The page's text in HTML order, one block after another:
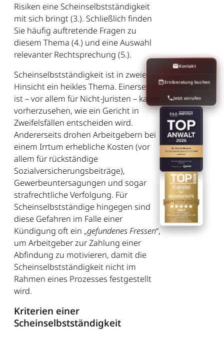
Risiken eine Scheinselbstständigkeit
mit sich bringt (3.). Schließlich finden
Sie häufig auftretende Fragen zu
diesem Thema (4.) und eine Auswahl
relevanter Rechtsprechung (5.).
Scheinselbstständigkeit ist in zweierlei
Hinsicht ein heikles Thema. Einerseits
ist – vor allem für Nicht-Juristen – kaum
vorherzusehen, wie ein Gericht in
Zweifelsfällen entscheiden wird.
Andererseits drohen Arbeitgebern bei
einem Irrtum erhebliche Kosten (vor
allem für rückständige
Sozialversicherungsbeiträge),
Gewerbeuntersagungen und sogar
strafrechtliche Verfolgung. Für
Scheinselbstständige hingegen sind
diese Gefahren im Falle einer
Kündigung oft ein „gefundenes Fressen“,
um Arbeitgeber zur Zahlung einer
Abfindung zu motivieren, damit die
Scheinselbstständigkeit nicht im
Rahmen eines Prozesses festgestellt
wird.
Kriterien einer
Scheinselbstständigkeit
Kontakt
Erstberatung buchen
Jetzt anrufen